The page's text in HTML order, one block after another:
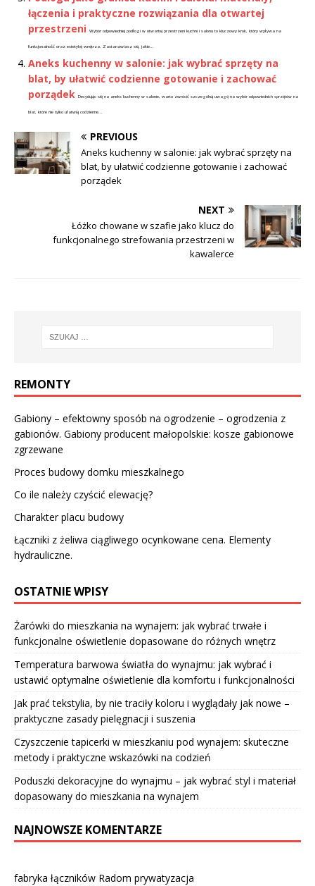
łączenia i praktyczne rozwiązania dla otwartej
przestrzeni
Wybór odpowiedniej podłogi w otwartej przestrzeni kuchni i salonu to kluczowy krok, który wpływa na
funkcjonalność oraz estetykę wnętrza. Zastanawiasz się, jakie...
Aneks kuchenny w salonie: jak wybrać sprzęty na
blat, by ułatwić codzienne gotowanie i zachować
porządek
Decydując się na aneks kuchenny w salonie, warto zwrócić szczególną uwagę na wybór odpowiednich sprzętów na
blat, które nie tylko ułatwią codzienne...
PREVIOUS
Aneks kuchenny w salonie: jak wybrać sprzęty na
blat, by ułatwić codzienne gotowanie i zachować
porządek
NEXT
Łóżko chowane w szafie jako klucz do
funkcjonalnego strefowania przestrzeni w
kawalerce
REMONTY
Gabiony – efektowny sposób na ogrodzenie – ogrodzenia z
gabionów. Gabiony producent małopolskie: kosze gabionowe
zgrzewane
Proces budowy domku mieszkalnego
Co ile należy czyścić elewację?
Charakter placu budowy
Łączniki z żeliwa ciągliwego ocynkowane cena. Elementy
hydrauliczne.
OSTATNIE WPISY
Żarówki do mieszkania na wynajem: jak wybrać trwałe i
funkcjonalne oświetlenie dopasowane do różnych wnętrz
Temperatura barwowa światła do wynajmu: jak wybrać i
ustawić optymalne oświetlenie dla komfortu i funkcjonalności
Jak prać tekstylia, by nie traciły koloru i wyglądały jak nowe –
praktyczne zasady pielęgnacji i suszenia
Czyszczenie tapicerki w mieszkaniu pod wynajem: skuteczne
metody i praktyczne wskazówki na codzień
Poduszki dekoracyjne do wynajmu – jak wybrać styl i materiał
dopasowany do mieszkania na wynajem
NAJNOWSZE KOMENTARZE
fabryka łączników Radom prywatyzacja